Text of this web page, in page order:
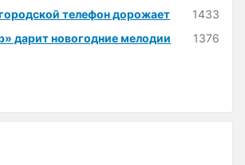
телефон дорожает
1433
дарит новогодние мелодии
1376